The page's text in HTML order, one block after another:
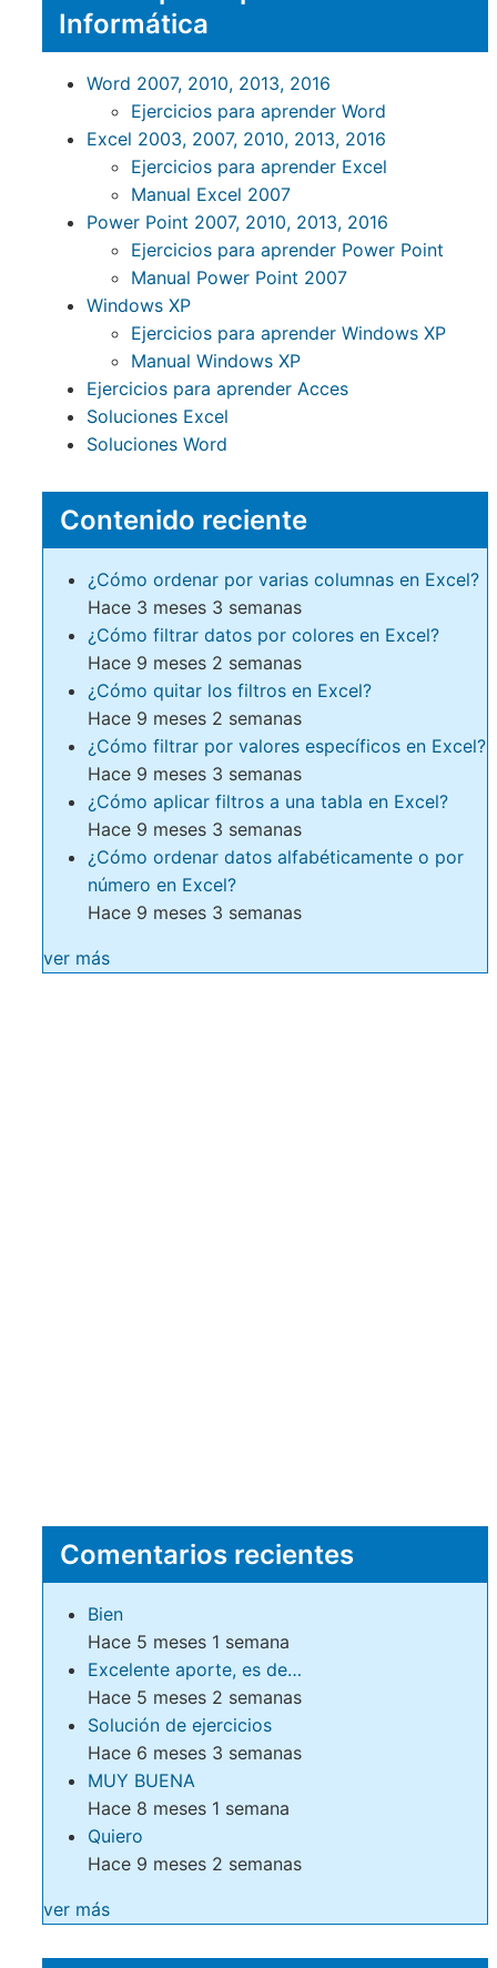
Informática
Word 2007, 2010, 2013, 2016
Ejercicios para aprender Word
Excel 2003, 2007, 2010, 2013, 2016
Ejercicios para aprender Excel
Manual Excel 2007
Power Point 2007, 2010, 2013, 2016
Ejercicios para aprender Power Point
Manual Power Point 2007
Windows XP
Ejercicios para aprender Windows XP
Manual Windows XP
Ejercicios para aprender Acces
Soluciones Excel
Soluciones Word
Contenido reciente
¿Cómo ordenar por varias columnas en Excel?
Hace 3 meses 3 semanas
¿Cómo filtrar datos por colores en Excel?
Hace 9 meses 2 semanas
¿Cómo quitar los filtros en Excel?
Hace 9 meses 2 semanas
¿Cómo filtrar por valores específicos en Excel?
Hace 9 meses 3 semanas
¿Cómo aplicar filtros a una tabla en Excel?
Hace 9 meses 3 semanas
¿Cómo ordenar datos alfabéticamente o por
número en Excel?
Hace 9 meses 3 semanas
ver más
Comentarios recientes
Bien
Hace 5 meses 1 semana
Excelente aporte, es de…
Hace 5 meses 2 semanas
Solución de ejercicios
Hace 6 meses 3 semanas
MUY BUENA
Hace 8 meses 1 semana
Quiero
Hace 9 meses 2 semanas
ver más